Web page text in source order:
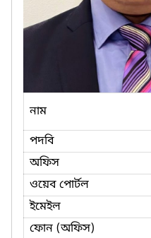
নাম
পদবি
অফিস
ওয়েব পোর্টল
ইমেইল
ফোন (অফিস)